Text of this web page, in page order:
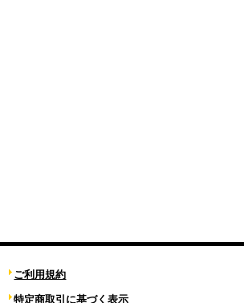
ご利用規約
特定商取引に基づく表示